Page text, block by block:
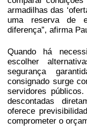
armadilhas das
uma reserva de
diferença”, afirma
Quando há
escolher
segurança
consignado surge
servidores
descontadas
oferece
comprometer o